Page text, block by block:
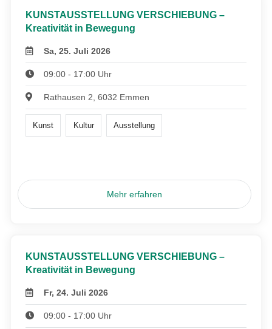
KUNSTAUSSTELLUNG VERSCHIEBUNG –
Kreativität in Bewegung
Sa, 25. Juli 2026
09:00 - 17:00 Uhr
Rathausen 2, 6032 Emmen
Kunst Kultur Ausstellung
Mehr erfahren
KUNSTAUSSTELLUNG VERSCHIEBUNG –
Kreativität in Bewegung
Fr, 24. Juli 2026
09:00 - 17:00 Uhr